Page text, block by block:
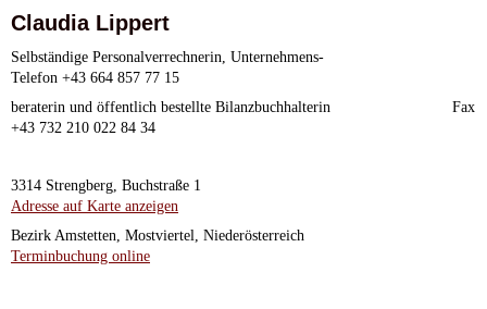
Claudia Lippert
Selbständige Personalverrechnerin, Unternehmens-
Telefon +43 664 857 77 15
beraterin und öffentlich bestellte Bilanzbuchhalterin Fax
+43 732 210 022 84 34
3314 Strengberg, Buchstraße 1
Adresse auf Karte anzeigen
Bezirk Amstetten, Mostviertel, Niederösterreich
Terminbuchung online